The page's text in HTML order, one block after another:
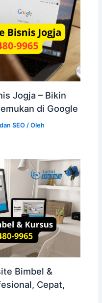
Jogja – Bikin
di Google
SEO / Oleh
Bimbel &
Cepat,